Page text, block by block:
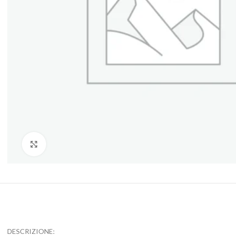
DESCRIZIONE: